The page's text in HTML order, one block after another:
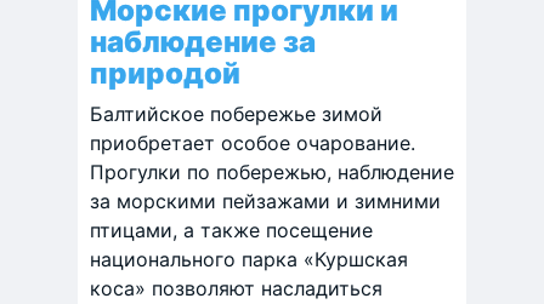
Морские прогулки и
наблюдение за
природой
Балтийское побережье зимой
приобретает особое очарование.
Прогулки по побережью, наблюдение
за морскими пейзажами и зимними
птицами, а также посещение
национального парка «Куршская
коса» позволяют насладиться